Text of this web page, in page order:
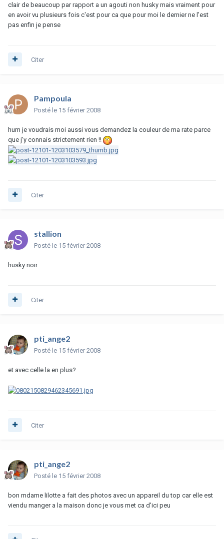
clair de beaucoup par rapport a un agouti non husky mais vraiment pour
en avoir vu plusieurs fois c'est pour ca que pour moi le dernier ne l'est
pas enfin je pense
Citer
Pampoula
Posté le 15 février 2008
hum je voudrais moi aussi vous demandez la couleur de ma rate parce
que j'y connais strictement rien !!
Citer
stallion
Posté le 15 février 2008
husky noir
Citer
pti_ange2
Posté le 15 février 2008
et avec celle la en plus?
Citer
pti_ange2
Posté le 15 février 2008
bon mdame lilotte a fait des photos avec un appareil du top car elle est
viendu manger a la maison donc je vous met ca d'ici peu